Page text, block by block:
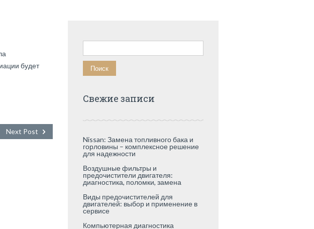
будет
Next Post
Найти:
Свежие записи
Nissan: Замена топливного бака и
горловины – комплексное решение
для надежности
Воздушные фильтры и
предочистители двигателя:
диагностика, поломки, замена
Виды предочистителей для
двигателей: выбор и применение в
сервисе
Компьютерная диагностика